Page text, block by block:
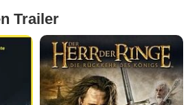
Trailer